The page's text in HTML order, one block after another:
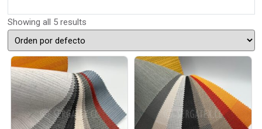
Showing all 5 results